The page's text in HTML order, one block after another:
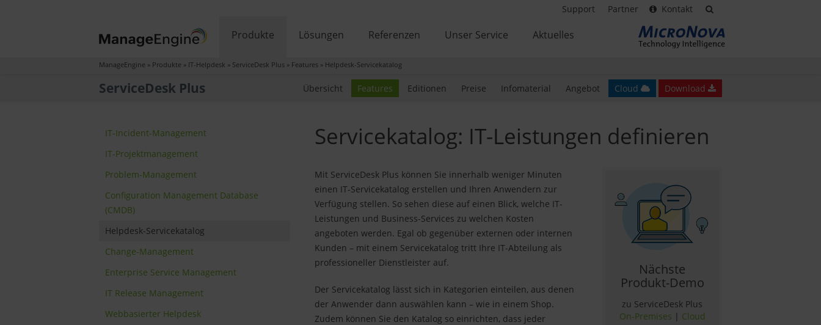
Support Partner Kontakt
Produkte Lösungen Referenzen Unser Service Aktuelles
ManageEngine » Produkte » IT-Helpdesk » ServiceDesk Plus » Features » Helpdesk-Servicekatalog
ServiceDesk Plus Übersicht Features Editionen Preise Infomaterial Angebot Cloud Download
IT-Incident-Management
IT-Projektmanagement
Problem-Management
Configuration Management Database
(CMDB)
Helpdesk-Servicekatalog
Change-Management
Enterprise Service Management
IT Release Management
Webbasierter Helpdesk
Servicekatalog: IT-Leistungen definieren
Mit ServiceDesk Plus können Sie innerhalb weniger Minuten
einen IT-Servicekatalog erstellen und Ihren Anwendern zur
Verfügung stellen. So sehen diese auf einen Blick, welche IT-
Leistungen und Business-Services zu welchen Kosten
angeboten werden. Egal ob gegenüber externen oder internen
Kunden – mit einem Servicekatalog tritt Ihre IT-Abteilung als
professioneller Dienstleister auf.
Der Servicekatalog lässt sich in Kategorien einteilen, aus denen
der Anwender dann auswählen kann – wie in einem Shop.
Zudem können Sie den Katalog so einrichten, dass jeder
Nächste
Produkt-Demo
zu ServiceDesk Plus
On-Premises | Cloud